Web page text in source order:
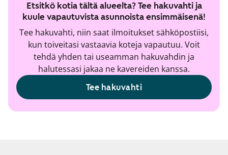
Etsitkö kotia tältä alueelta? Tee hakuvahti ja
kuule vapautuvista asunnoista ensimmäisenä!
Tee hakuvahti, niin saat ilmoitukset sähköpostiisi,
kun toiveitasi vastaavia koteja vapautuu. Voit
tehdä yhden tai useamman hakuvahdin ja
halutessasi jakaa ne kavereiden kanssa.
Tee hakuvahti